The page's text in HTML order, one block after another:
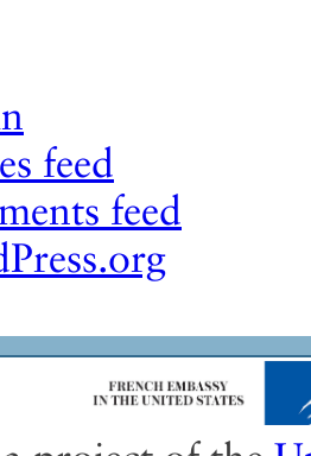
feed
feed